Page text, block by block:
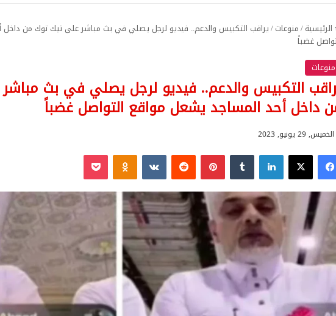
الرئيسية/منوعات/يراقب التكبيس والدعم.. فيديو لرجل يصلي في بث مباشر على تيك توك من داخل
غضباً
منوعات
التكبيس والدعم.. فيديو لرجل يصلي في بث
داخل أحد المساجد يشعل مواقع التواصل غضباً
الخميس, 29 يونيو, 2023
فيسبوك‫X لينكدإن بينتيريست Odnoklassniki
‫Pocket